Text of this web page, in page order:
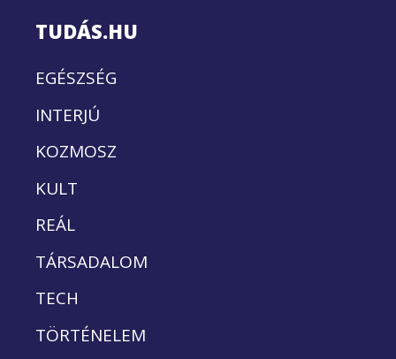
TUDÁS.HU
EGÉSZSÉG
INTERJÚ
KOZMOSZ
KULT
REÁL
TÁRSADALOM
TECH
TÖRTÉNELEM